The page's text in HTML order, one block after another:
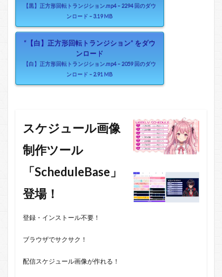
【黒】正方形回転トランジション.mp4 – 2294 回のダウ
ンロード – 3.19 MB
“【白】正方形回転トランジション” をダウ
ンロード
【白】正方形回転トランジション.mp4 – 2059 回のダウ
ンロード – 2.91 MB
スケジュール画像
制作ツール
「ScheduleBase」
登場！
登録・インストール不要！
ブラウザでサクサク！
配信スケジュール画像が作れる！